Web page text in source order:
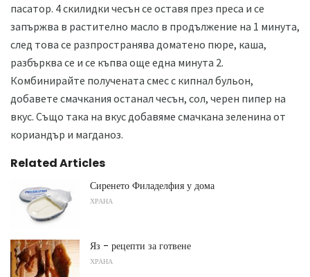
пасатор. 4 скилидки чесън се оставя през преса и се
запържва в растително масло в продължение на 1 минута,
след това се разпространява доматено пюре, каша,
разбърква се и се къпва още една минута 2.
Комбинирайте получената смес с кипнал бульон,
добавете смачкания останал чесън, сол, черен пипер на
вкус. Също така на вкус добавяме смачкана зеленина от
кориандър и магданоз.
Related Articles
Сиренето Филаделфия у дома
ХРАНА
Яз - рецепти за готвене
ХРАНА